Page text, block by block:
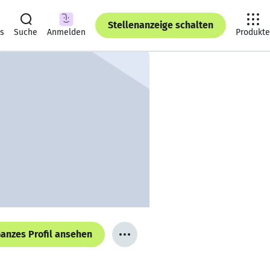
Suche Anmelden
Stellenanzeige schalten
Produkte
Profil ansehen